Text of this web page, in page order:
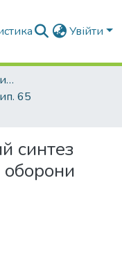
Увійти
Вибрані статті з наукових збірників КНУБА
65
синтез
оборони